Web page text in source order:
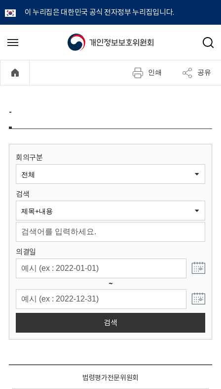
이 누리집은 대한민국 공식 전자정부 누리집입니다.
개
정
보
원
회
메
기
검
인쇄 공유
-
회의구분
검색
의결일
~
검색
법령평가전문위원회